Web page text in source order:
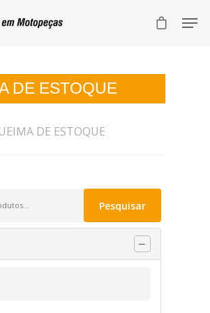
DE ESTOQUE
DE ESTOQUE
Pesquisar